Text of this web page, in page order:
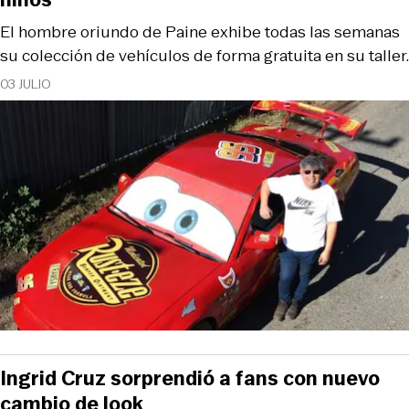
03 JULIO
El hombre oriundo de Paine exhibe todas las semanas
su colección de vehículos de forma gratuita en su taller.
Ingrid Cruz sorprendió a fans con nuevo